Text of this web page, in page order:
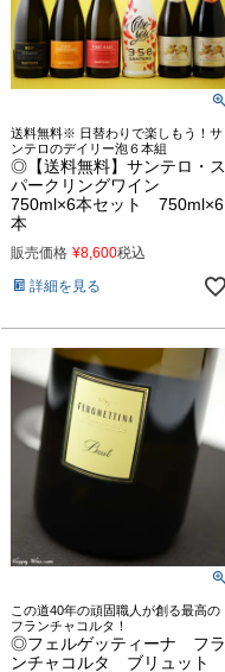
送料無料※ 日替わりで楽しもう！サ
ンテロのデイリー泡６本組
◎【送料無料】サンテロ・ス
パークリングワイン
750ml×6本セット 750ml×6
本
販売価格 ¥8,600税込
詳細を見る
この道40年の頑固職人が創る最高の
フランチャコルタ！
◎フェルゲッティーナ フラ
ンチャコルタ ブリュット